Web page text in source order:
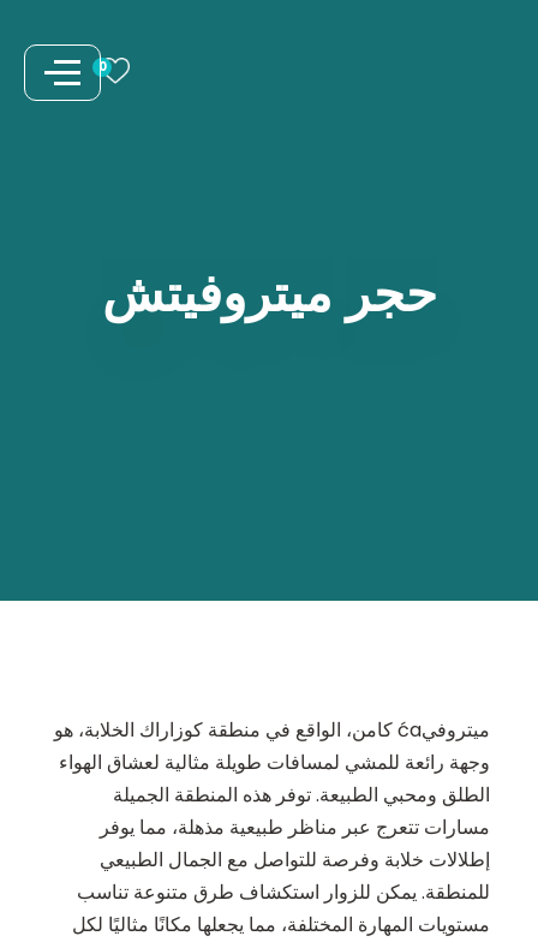
0
حجر ميتروفيتش
ميتروفيća كامن، الواقع في منطقة كوزاراك الخلابة، هو
وجهة رائعة للمشي لمسافات طويلة مثالية لعشاق الهواء
الطلق ومحبي الطبيعة. توفر هذه المنطقة الجميلة
مسارات تتعرج عبر مناظر طبيعية مذهلة، مما يوفر
إطلالات خلابة وفرصة للتواصل مع الجمال الطبيعي
للمنطقة. يمكن للزوار استكشاف طرق متنوعة تناسب
مستويات المهارة المختلفة، مما يجعلها مكانًا مثاليًا لكل